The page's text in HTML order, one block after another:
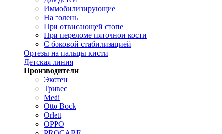
Иммобилизирующие
На голень
При отвисающей стопе
При переломе пяточной кости
С боковой стабилизацией
Ортезы на пальцы кисти
Детская линия
Производители
Экотен
Тривес
Medi
Otto Bock
Orlett
OPPO